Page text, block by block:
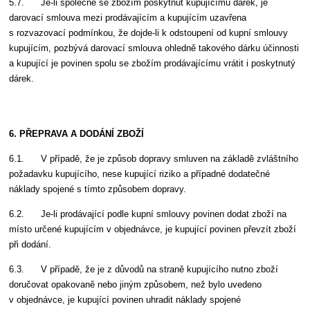
5.7. Je-li společně se zbožím poskytnut kupujícímu dárek, je
darovací smlouva mezi prodávajícím a kupujícím uzavřena
s rozvazovací podmínkou, že dojde-li k odstoupení od kupní smlouvy
kupujícím, pozbývá darovací smlouva ohledně takového dárku účinnosti
a kupující je povinen spolu se zbožím prodávajícímu vrátit i poskytnutý
dárek.
6. PŘEPRAVA A DODÁNÍ ZBOŽÍ
6.1. V případě, že je způsob dopravy smluven na základě zvláštního
požadavku kupujícího, nese kupující riziko a případné dodatečné
náklady spojené s tímto způsobem dopravy.
6.2. Je-li prodávající podle kupní smlouvy povinen dodat zboží na
místo určené kupujícím v objednávce, je kupující povinen převzít zboží
při dodání.
6.3. V případě, že je z důvodů na straně kupujícího nutno zboží
doručovat opakovaně nebo jiným způsobem, než bylo uvedeno
v objednávce, je kupující povinen uhradit náklady spojené